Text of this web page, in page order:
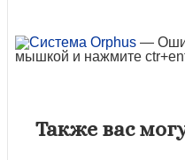
—
мышкой и нажмите
Также вас